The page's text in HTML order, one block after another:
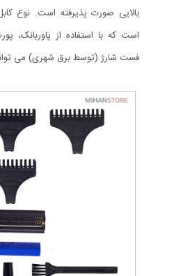
است که با استفاده از پاوربانک،
فست شارژ (توسط برق شهری) می